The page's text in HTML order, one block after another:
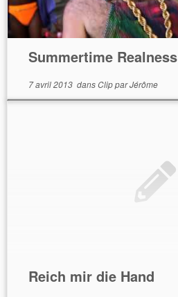
Summertime Realness
7 avril 2013dansClipparJérôme
Reich mir die Hand